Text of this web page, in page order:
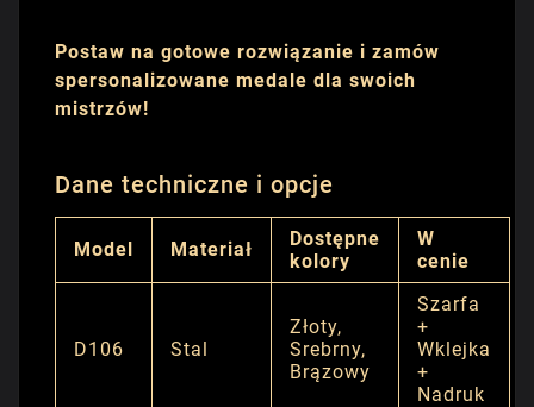
Postaw na gotowe rozwiązanie i zamów
spersonalizowane medale dla swoich
mistrzów!
Dane techniczne i opcje
Model Materiał
Dostępne
kolory
W
cenie
D106 Stal
Złoty,
Srebrny,
Brązowy
Szarfa
+
Wklejka
+
Nadruk